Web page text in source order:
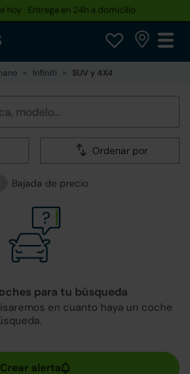
más barato que uno nuevo
Infiniti SUV y 4X4
Ordenar por
Bajada de precio
para tu búsqueda
en cuanto haya un coche